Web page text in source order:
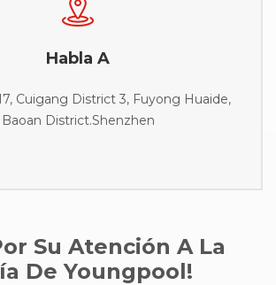
Habla A
Cuigang District 3, Fuyong Huaide,
Baoan District.Shenzhen
Su Atención A La
De Youngpool!